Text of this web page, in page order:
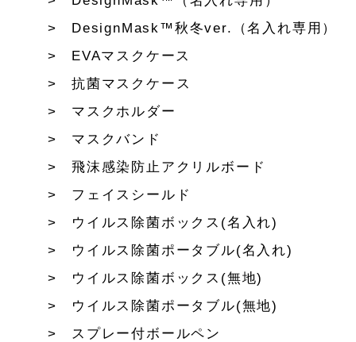
DesignMask™秋冬ver.（名入れ専用）
EVAマスクケース
抗菌マスクケース
マスクホルダー
マスクバンド
飛沫感染防止アクリルボード
フェイスシールド
ウイルス除菌ボックス(名入れ)
ウイルス除菌ポータブル(名入れ)
ウイルス除菌ボックス(無地)
ウイルス除菌ポータブル(無地)
スプレー付ボールペン